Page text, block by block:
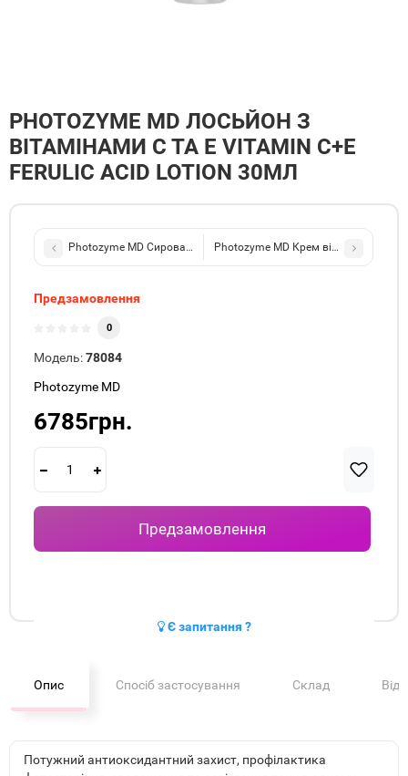
PHOTOZYME MD ЛОСЬЙОН З
ВІТАМІНАМИ С ТА Е VITAMIN C+E
FERULIC ACID LOTION 30МЛ
Photozyme MD Сироватка з вітамінами С та Е Vitamin C+E
Photozyme MD Крем відновлюючий
Предзамовлення
0
Модель:78084
Photozyme MD
6785грн.
Предзамовлення
Є запитання ?
Опис Спосіб застосування Склад
Потужний антиоксидантний захист, профілактика